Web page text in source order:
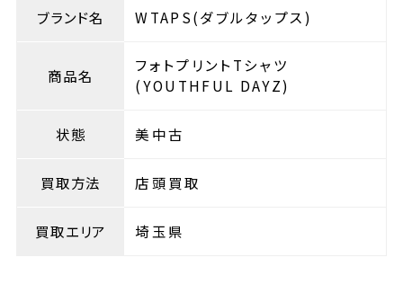
ブランド名 WTAPS(ダブルタップス)
商品名
フォトプリントTシャツ
(YOUTHFUL DAYZ)
状態 美中古
買取方法 店頭買取
買取エリア 埼玉県